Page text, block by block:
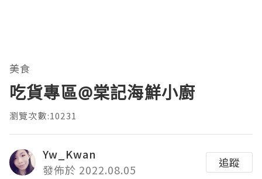
美食
吃貨專區@棠記海鮮小廚
瀏覽次數:10231
Yw_Kwan
發佈於 2022.08.05
追蹤